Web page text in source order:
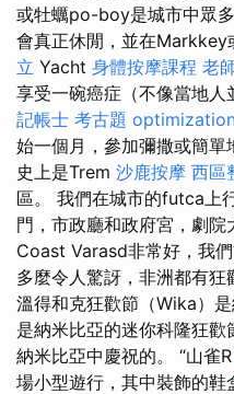
或牡蠣po-boy是城市中眾
會真正休閒，並在
立 Yacht 身體按摩課程 老
享受一碗癌症（不像當地人
記帳士 考古題
始一個月，參加彌撒或簡
史上是Trem 沙鹿按摩 西區
區。 我們在城市的futca上
門，市政廳和政府宮，劇
Coast Varasd非常好，我
多麼令人驚訝，非洲都有狂
溫得和克狂歡節（Wika）
是納米比亞的迷你科隆狂
納米比亞中慶祝的。 “山雀R
場小型遊行，其中裝飾的鞋